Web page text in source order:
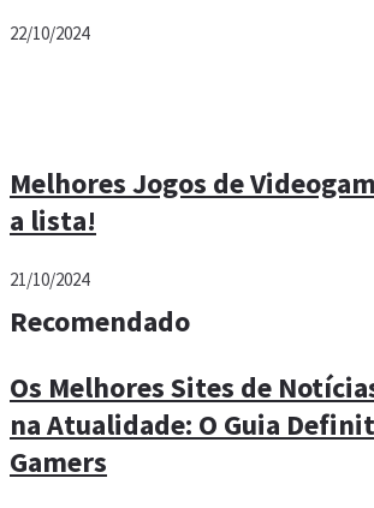
22/10/2024
Melhores Jogos de
a lista!
21/10/2024
Recomendado
Os Melhores Sites de
na Atualidade: O Guia
Gamers